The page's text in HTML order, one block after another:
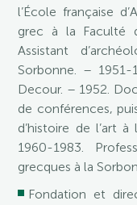
l’École française
grec à la Faculté
Assistant
Sorbonne. – 1951-
Decour. – 1952.
de conférences,
d’histoire de l’art
1960-1983.
grecques à la
Fondation et